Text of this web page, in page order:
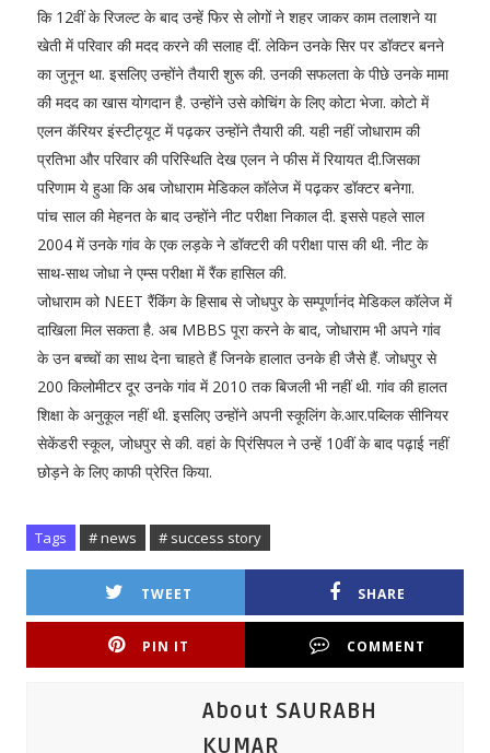
कि 12वीं के रिजल्ट के बाद उन्हें फिर से लोगों ने शहर जाकर काम तलाशने या
खेती में परिवार की मदद करने की सलाह दीं. लेकिन उनके सिर पर डॉक्टर बनने
का जुनून था. इसलिए उन्होंने तैयारी शुरू की. उनकी सफलता के पीछे उनके मामा
की मदद का खास योगदान है. उन्होंने उसे कोचिंग के लिए कोटा भेजा. कोटो में
एलन कॅरियर इंस्टीट्यूट में पढ़कर उन्होंने तैयारी की. यही नहीं जोधाराम की
प्रतिभा और परिवार की परिस्थिति देख एलन ने फीस में रियायत दी.जिसका
परिणाम ये हुआ कि अब जोधाराम मेडिकल कॉलेज में पढ़कर डॉक्टर बनेगा.
पांच साल की मेहनत के बाद उन्होंने नीट परीक्षा निकाल दी. इससे पहले साल
2004 में उनके गांव के एक लड़के ने डॉक्टरी की परीक्षा पास की थी. नीट के
साथ-साथ जोधा ने एम्स परीक्षा में रैंक हासिल की.
जोधाराम को NEET रैंकिंग के हिसाब से जोधपुर के सम्पूर्णानंद मेडिकल कॉलेज में
दाखिला मिल सकता है. अब MBBS पूरा करने के बाद, जोधाराम भी अपने गांव
के उन बच्चों का साथ देना चाहते हैं जिनके हालात उनके ही जैसे हैं. जोधपुर से
200 किलोमीटर दूर उनके गांव में 2010 तक बिजली भी नहीं थी. गांव की हालत
शिक्षा के अनुकूल नहीं थी. इसलिए उन्होंने अपनी स्कूलिंग के.आर.पब्लिक सीनियर
सेकेंडरी स्कूल, जोधपुर से की. वहां के प्रिंसिपल ने उन्हें 10वीं के बाद पढ़ाई नहीं
छोड़ने के लिए काफी प्रेरित किया.
Tags # news # success story
TWEET SHARE
PIN IT COMMENT
About SAURABH
KUMAR